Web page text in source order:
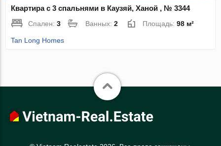
Квартира с 3 спальнями в Каузяй, Ханой , № 3344
Спален:3 Ванных:2 Площадь:98 м²
Tan Long Homes